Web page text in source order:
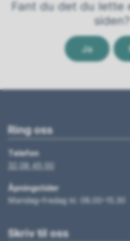
Fant du det du lette
siden?
Ja
Ring oss
Telefon
32 08 45 00
Åpningstider
Mandag–fredag kl. 08.00–15.30
Skriv til oss